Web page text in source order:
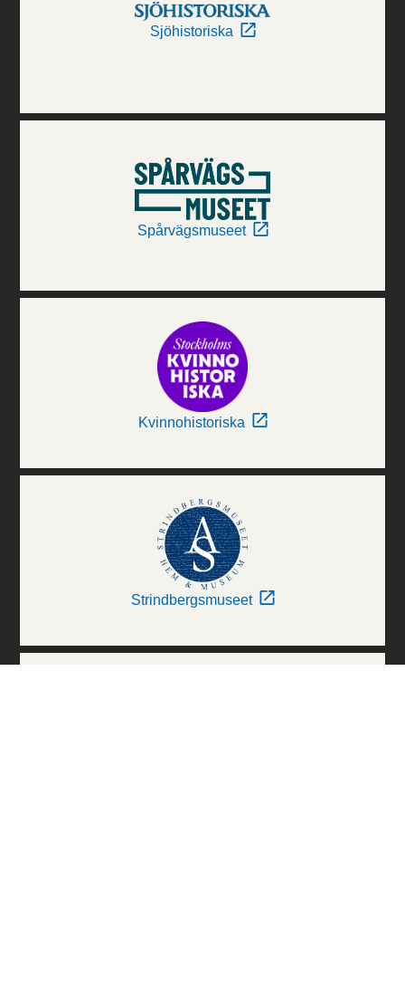
Sjöhistoriska
Spårvägsmuseet
Kvinnohistoriska
Strindbergsmuseet